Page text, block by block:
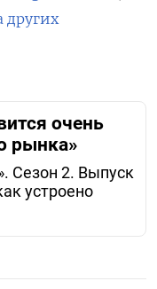
других
очень
рынка»
Сезон 2. Выпуск
устроено